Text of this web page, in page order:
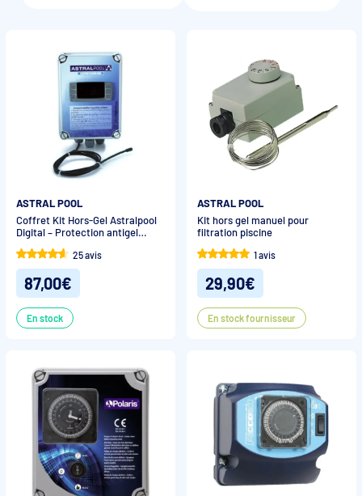
Pompe de filtration à vitesse variable
Vannes multivoies filtres à sable
Groupe de filtration sur palette
ASTRAL POOL
Coffret Kit Hors-Gel Astralpool
Digital – Protection antigel
25 avis
87,00€
En stock
ASTRAL POOL
Kit hors gel manuel pour
filtration piscine
1 avis
29,90€
En stock fournisseur